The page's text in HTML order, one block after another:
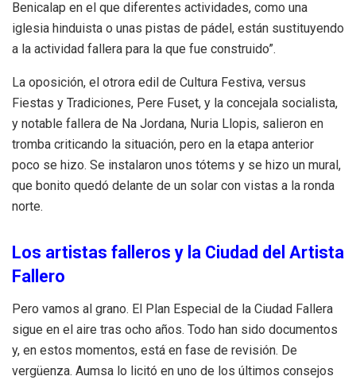
Benicalap en el que diferentes actividades, como una
iglesia hinduista o unas pistas de pádel, están sustituyendo
a la actividad fallera para la que fue construido”.
La oposición, el otrora edil de Cultura Festiva, versus
Fiestas y Tradiciones, Pere Fuset, y la concejala socialista,
y notable fallera de Na Jordana, Nuria Llopis, salieron en
tromba criticando la situación, pero en la etapa anterior
poco se hizo. Se instalaron unos tótems y se hizo un mural,
que bonito quedó delante de un solar con vistas a la ronda
norte.
Los artistas falleros y la Ciudad del Artista
Fallero
Pero vamos al grano. El Plan Especial de la Ciudad Fallera
sigue en el aire tras ocho años. Todo han sido documentos
y, en estos momentos, está en fase de revisión. De
vergüenza. Aumsa lo licitó en uno de los últimos consejos